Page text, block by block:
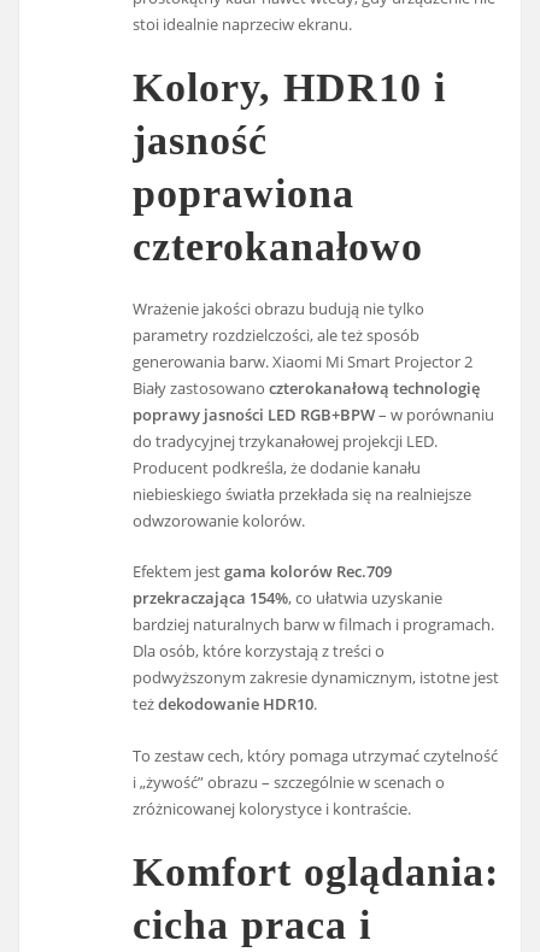
stoi idealnie naprzeciw ekranu.
Kolory, HDR10 i
jasność
poprawiona
czterokanałowo
Wrażenie jakości obrazu budują nie tylko
parametry rozdzielczości, ale też sposób
generowania barw. Xiaomi Mi Smart Projector 2
Biały zastosowanoczterokanałową technologię
poprawy jasności LED RGB+BPW– w porównaniu
do tradycyjnej trzykanałowej projekcji LED.
Producent podkreśla, że dodanie kanału
niebieskiego światła przekłada się na realniejsze
odwzorowanie kolorów.
Efektem jestgama kolorów Rec.709
przekraczająca 154%, co ułatwia uzyskanie
bardziej naturalnych barw w filmach i programach.
Dla osób, które korzystają z treści o
podwyższonym zakresie dynamicznym, istotne jest
teżdekodowanie HDR10.
To zestaw cech, który pomaga utrzymać czytelność
i „żywość” obrazu – szczególnie w scenach o
zróżnicowanej kolorystyce i kontraście.
Komfort oglądania:
cicha praca i